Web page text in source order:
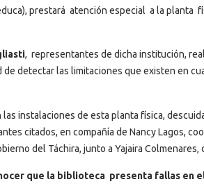
prestará atención especial a la planta
, representantes de dicha institución,
detectar las limitaciones que existen en
instalaciones de esta planta física,
citados, en compañía de Nancy Lagos,
del Táchira, junto a Yajaira
que la biblioteca presenta fallas en